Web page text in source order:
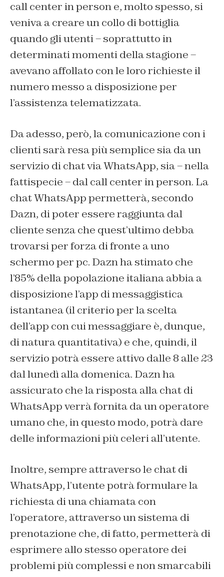
call center in person e, molto spesso, si
veniva a creare un collo di bottiglia
quando gli utenti – soprattutto in
determinati momenti della stagione –
avevano affollato con le loro richieste il
numero messo a disposizione per
l’assistenza telematizzata.
Da adesso, però, la comunicazione con i
clienti sarà resa più semplice sia da un
servizio di chat via WhatsApp, sia – nella
fattispecie – dal call center in person. La
chat WhatsApp permetterà, secondo
Dazn, di poter essere raggiunta dal
cliente senza che quest’ultimo debba
trovarsi per forza di fronte a uno
schermo per pc. Dazn ha stimato che
l’85% della popolazione italiana abbia a
disposizione l’app di messaggistica
istantanea (il criterio per la scelta
dell’app con cui messaggiare è, dunque,
di natura quantitativa) e che, quindi, il
servizio potrà essere attivo dalle 8 alle 23
dal lunedì alla domenica. Dazn ha
assicurato che la risposta alla chat di
WhatsApp verrà fornita da un operatore
umano che, in questo modo, potrà dare
delle informazioni più celeri all’utente.
Inoltre, sempre attraverso le chat di
WhatsApp, l’utente potrà formulare la
richiesta di una chiamata con
l’operatore, attraverso un sistema di
prenotazione che, di fatto, permetterà di
esprimere allo stesso operatore dei
problemi più complessi e non smarcabili